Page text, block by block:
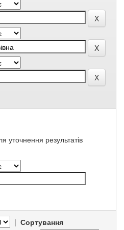
уточнення результатів
| Сортування